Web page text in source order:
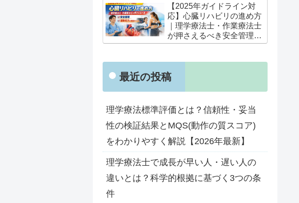
【2025年ガイドライン対
応】心臓リハビリの進め方
｜理学療法士・作業療法士
が押さえるべき安全管理と
運動処方の実践ポイント
最近の投稿
理学療法標準評価とは？信頼性・妥当
性の検証結果とMQS(動作の質スコア)
をわかりやすく解説【2026年最新】
理学療法士で成長が早い人・遅い人の
違いとは？科学的根拠に基づく3つの条
件